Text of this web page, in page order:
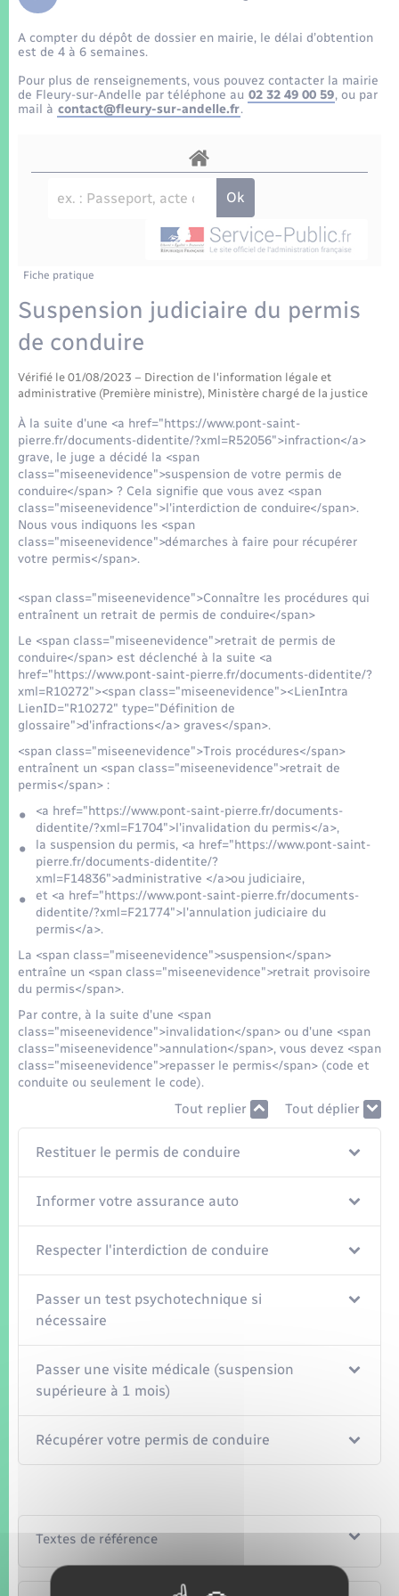
Etat-civil - Papiers - Citoyenneté
Mariage – PACS
Parrainage civil
Logement - Urbanisme
Nouvel habitant
Organisation d’événement
Sécurité - Prévention
Transports
Transports scolaires
Voirie et espace public
Travaux - Autorisation d’occupation de l’espace
public
Compétences
Plan interactif
La Communauté de communes
A compter du dépôt de dossier en mairie, le délai d’obtention
est de 4 à 6 semaines.
Pour plus de renseignements, vous pouvez contacter la mairie
de Fleury-sur-Andelle par téléphone au 02 32 49 00 59, ou par
mail à contact@fleury-sur-andelle.fr.
Fiche pratique
Suspension judiciaire du permis
de conduire
Vérifié le 01/08/2023 – Direction de l'information légale et
administrative (Première ministre), Ministère chargé de la justice
À la suite d'une <a href="https://www.pont-saint-
pierre.fr/documents-didentite/?xml=R52056">infraction</a>
grave, le juge a décidé la <span
class="miseenevidence">suspension de votre permis de
conduire</span> ? Cela signifie que vous avez <span
class="miseenevidence">l'interdiction de conduire</span>.
Nous vous indiquons les <span
class="miseenevidence">démarches à faire pour récupérer
votre permis</span>.
<span class="miseenevidence">Connaître les procédures qui
entraînent un retrait de permis de conduire</span>
Le <span class="miseenevidence">retrait de permis de
conduire</span> est déclenché à la suite <a
href="https://www.pont-saint-pierre.fr/documents-didentite/?
xml=R10272"><span class="miseenevidence"><LienIntra
LienID="R10272" type="Définition de
glossaire">d'infractions</a> graves</span>.
<span class="miseenevidence">Trois procédures</span>
entraînent un <span class="miseenevidence">retrait de
permis</span> :
<a href="https://www.pont-saint-pierre.fr/documents-
didentite/?xml=F1704">l'invalidation du permis</a>,
la suspension du permis, <a href="https://www.pont-saint-
pierre.fr/documents-didentite/?
xml=F14836">administrative </a>ou judiciaire,
et <a href="https://www.pont-saint-pierre.fr/documents-
didentite/?xml=F21774">l'annulation judiciaire du
permis</a>.
La <span class="miseenevidence">suspension</span>
entraîne un <span class="miseenevidence">retrait provisoire
du permis</span>.
Par contre, à la suite d'une <span
class="miseenevidence">invalidation</span> ou d'une <span
class="miseenevidence">annulation</span>, vous devez <span
class="miseenevidence">repasser le permis</span> (code et
conduite ou seulement le code).
Tout replier Tout déplier
Restituer le permis de conduire
Informer votre assurance auto
Respecter l'interdiction de conduire
Passer un test psychotechnique si
nécessaire
Passer une visite médicale (suspension
supérieure à 1 mois)
Récupérer votre permis de conduire
Textes de référence